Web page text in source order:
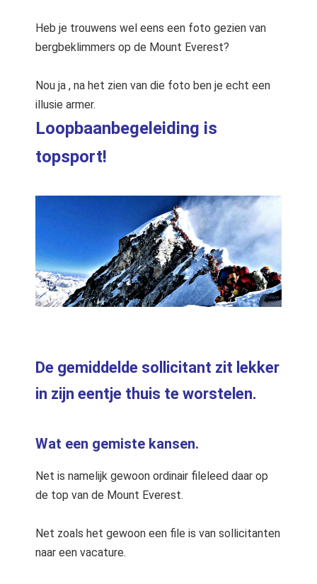
Heb je trouwens wel eens een foto gezien van
bergbeklimmers op de Mount Everest?
Nou ja , na het zien van die foto ben je echt een
illusie armer.
Loopbaanbegeleiding is
topsport!
De gemiddelde sollicitant zit lekker
in zijn eentje thuis te worstelen.
Wat een gemiste kansen.
Net is namelijk gewoon ordinair fileleed daar op
de top van de Mount Everest.
Net zoals het gewoon een file is van sollicitanten
naar een vacature.